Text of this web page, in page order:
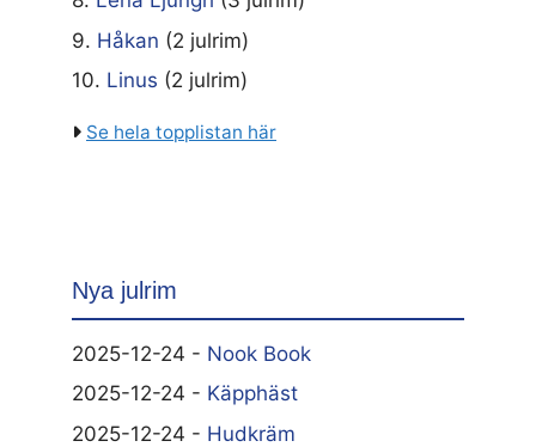
9. Håkan (2 julrim)
10. Linus (2 julrim)
Se hela topplistan här
Nya julrim
2025-12-24 - Nook Book
2025-12-24 - Käpphäst
2025-12-24 - Hudkräm